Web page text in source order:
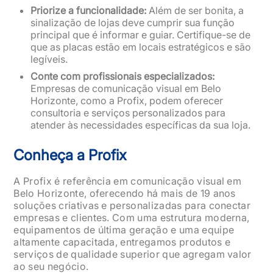
Priorize a funcionalidade: Além de ser bonita, a
sinalização de lojas deve cumprir sua função
principal que é informar e guiar. Certifique-se de
que as placas estão em locais estratégicos e são
legíveis.
Conte com profissionais especializados:
Empresas de comunicação visual em Belo
Horizonte, como a Profix, podem oferecer
consultoria e serviços personalizados para
atender às necessidades específicas da sua loja.
Conheça a Profix
A Profix é referência em comunicação visual em
Belo Horizonte, oferecendo há mais de 19 anos
soluções criativas e personalizadas para conectar
empresas e clientes. Com uma estrutura moderna,
equipamentos de última geração e uma equipe
altamente capacitada, entregamos produtos e
serviços de qualidade superior que agregam valor
ao seu negócio.